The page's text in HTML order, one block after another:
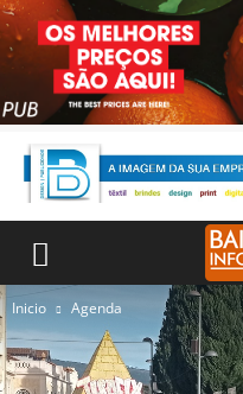
Inicio Agenda